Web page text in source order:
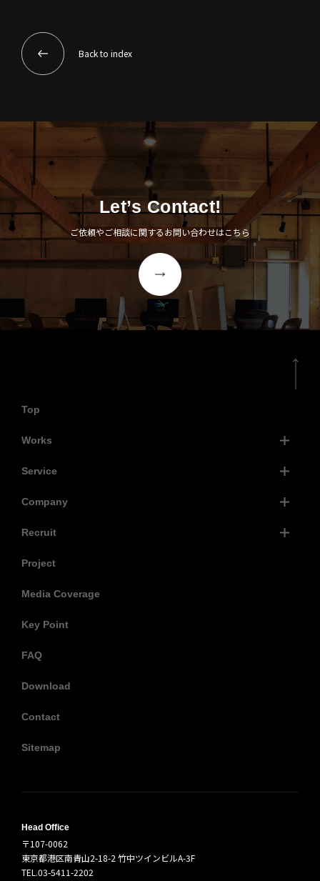
Back to index
Let’s Contact!
ご依頼やご相談に関するお問い合わせはこちら
Top
Works
Service
Company
Recruit
Project
Media Coverage
Key Point
FAQ
Download
Contact
Sitemap
Head Office
〒107-0062
東京都港区南青山2-18-2 竹中ツインビルA-3F
TEL.03-5411-2202